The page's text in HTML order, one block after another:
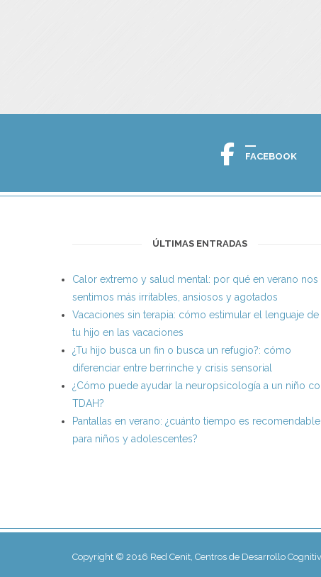
FACEBOOK
ÚLTIMAS ENTRADAS
Calor extremo y salud mental: por qué en verano nos
sentimos más irritables, ansiosos y agotados
Vacaciones sin terapia: cómo estimular el lenguaje de
tu hijo en las vacaciones
¿Tu hijo busca un fin o busca un refugio?: cómo
diferenciar entre berrinche y crisis sensorial
¿Cómo puede ayudar la neuropsicología a un niño
TDAH?
Pantallas en verano: ¿cuánto tiempo es recomendable
para niños y adolescentes?
Copyright © 2016 Red Cenit, Centros de Desarrollo